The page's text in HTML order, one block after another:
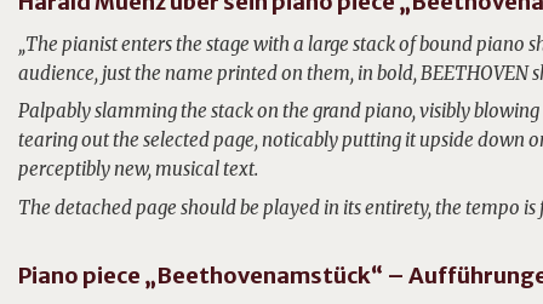
„The pianist enters the stage with a large stack of bound piano
audience, just the name printed on them, in bold, BEETHOVEN
Palpably slamming the stack on the grand piano, visibly
tearing out the selected page, noticably putting it upside down
perceptibly new, musical text.
The detached page should be played in its entirety, the tempo
Piano piece „Beethovenamstück“ –